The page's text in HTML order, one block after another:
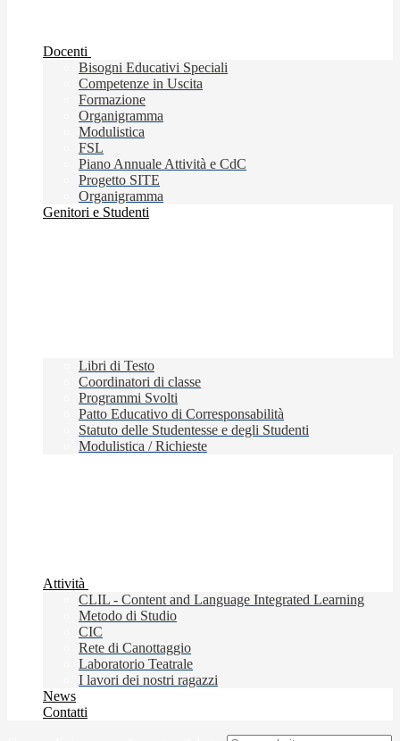
Docenti
Bisogni Educativi Speciali
Competenze in Uscita
Formazione
Organigramma
Modulistica
FSL
Piano Annuale Attività e CdC
Progetto SITE
Organigramma
Genitori e Studenti
Libri di Testo
Coordinatori di classe
Programmi Svolti
Patto Educativo di Corresponsabilità
Statuto delle Studentesse e degli Studenti
Modulistica / Richieste
Attività
CLIL - Content and Language Integrated Learning
Metodo di Studio
CIC
Rete di Canottaggio
Laboratorio Teatrale
I lavori dei nostri ragazzi
News
Contatti